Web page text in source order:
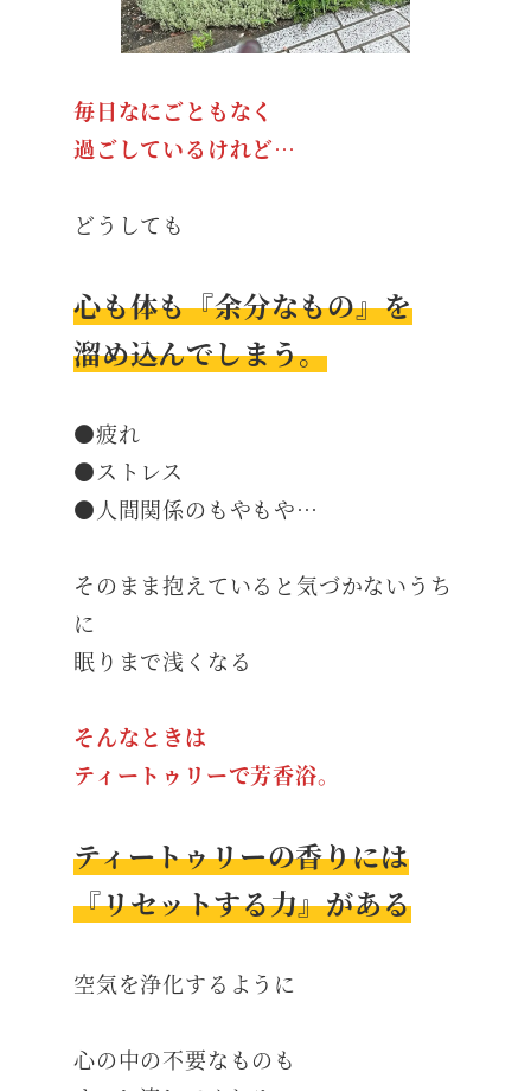
毎日なにごともなく
過ごしているけれど…
どうしても
心も体も『余分なもの』を
溜め込んでしまう。
●疲れ
●ストレス
●人間関係のもやもや…
そのまま抱えていると気づかないうち
に
眠りまで浅くなる
そんなときは
ティートゥリーで芳香浴。
ティートゥリーの香りには
『リセットする力』がある
空気を浄化するように
心の中の不要なものも